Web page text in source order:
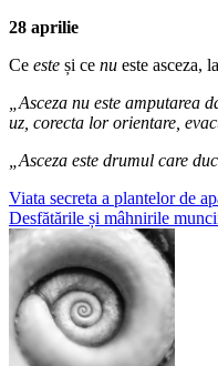
28 aprilie
Ce este și ce nu este asceza,
„Asceza nu este
uz, corecta lor orientare,
„Asceza este drumul care
Post
navigation
Viata secreta a plantelor de
Desfătările și mâhnirile